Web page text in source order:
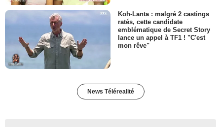
Koh-Lanta : malgré 2 castings
ratés, cette candidate
emblématique de Secret Story
lance un appel à TF1 ! "C'est
mon rêve"
News Télérealité